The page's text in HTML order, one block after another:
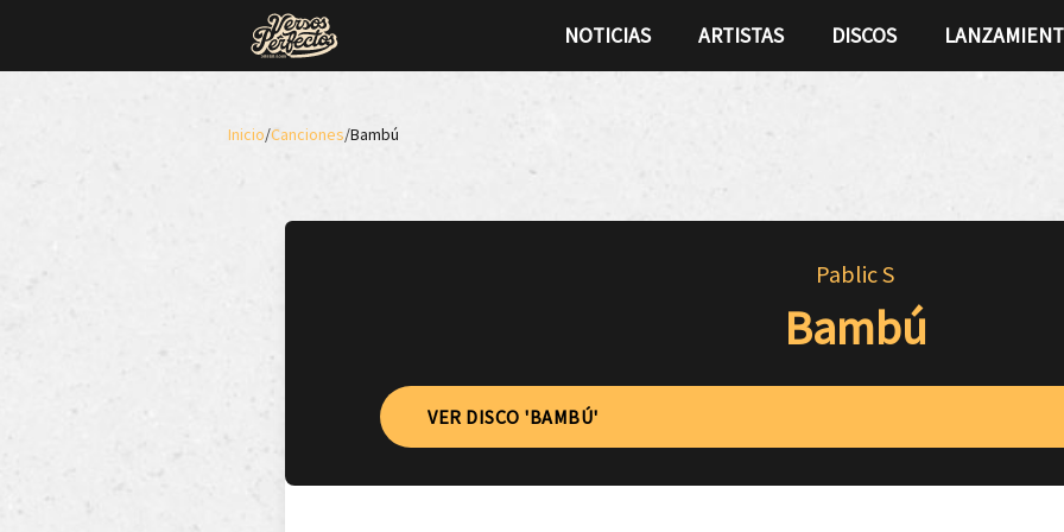
NOTICIAS ARTISTAS DISCOS
Inicio/Canciones/Bambú
Pablic S
Bambú
VER DISCO 'BAMBÚ'